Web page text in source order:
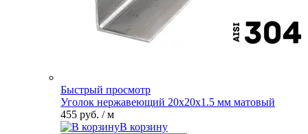
Быстрый просмотр
Уголок нержавеющий 20х20х1.5 мм матовый
455 руб. / м
В корзину